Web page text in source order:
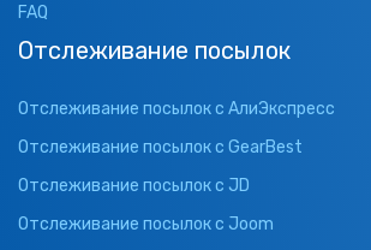
FAQ
Отслеживание посылок
Отслеживание посылок с АлиЭкспресс
Отслеживание посылок с GearBest
Отслеживание посылок с JD
Отслеживание посылок с Joom